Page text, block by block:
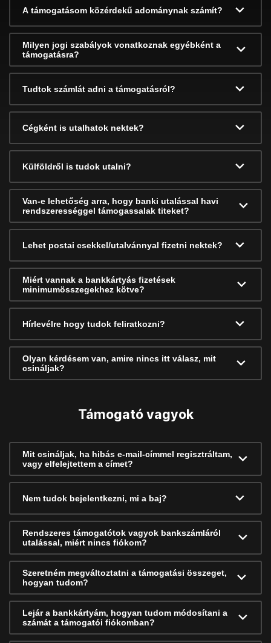
A támogatásom közérdekű adománynak számít?
Milyen jogi szabályok vonatkoznak egyébként a
támogatásra?
Tudtok számlát adni a támogatásról?
Cégként is utalhatok nektek?
Külföldről is tudok utalni?
Van-e lehetőség arra, hogy banki utalással havi
rendszerességgel támogassalak titeket?
Lehet postai csekkel/utalvánnyal fizetni nektek?
Miért vannak a bankkártyás fizetések
minimumösszegekhez kötve?
Hírlevélre hogy tudok feliratkozni?
Olyan kérdésem van, amire nincs itt válasz, mit
csináljak?
Támogató vagyok
Mit csináljak, ha hibás e-mail-címmel regisztráltam,
vagy elfelejtettem a címet?
Nem tudok bejelentkezni, mi a baj?
Rendszeres támogatótok vagyok bankszámláról
utalással, miért nincs fiókom?
Szeretném megváltoztatni a támogatási összeget,
hogyan tudom?
Lejár a bankkártyám, hogyan tudom módosítani a
számát a támogatói fiókomban?